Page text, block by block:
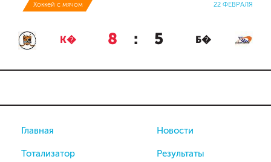
Хоккей с мячом 22 ФЕВРАЛЯ
К� 8 : 5 Б�
Главная
Тотализатор
Новости
Результаты